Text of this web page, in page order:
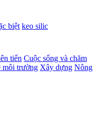
biệt keo silic
tiến Cuộc sống và chăm
môi trường Xây dựng Nông